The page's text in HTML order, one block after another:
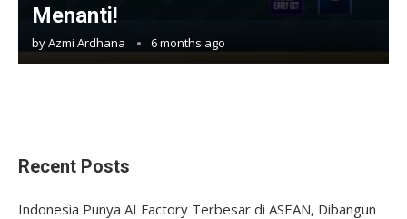
Menanti!
byAzmi Ardhana 6 months ago
Recent Posts
Indonesia Punya AI Factory Terbesar di ASEAN, Dibangun